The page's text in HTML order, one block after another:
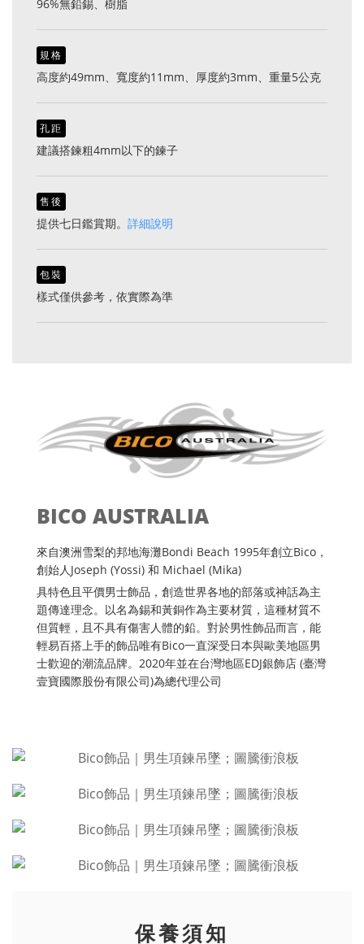
96%無鉛錫、樹脂
規格
高度約49mm、寬度約11mm、厚度約3mm、重量5公克
孔距
建議搭鍊粗4mm以下的鍊子
售後
提供七日鑑賞期。 詳細說明
包裝
樣式僅供參考，依實際為準
BICO AUSTRALIA
來自澳洲雪梨的邦地海灘Bondi Beach 1995年創立Bico，
創始人Joseph (Yossi) 和 Michael (Mika)
具特色且平價男士飾品，創造世界各地的部落或神話為主
題傳達理念。以名為錫和黃銅作為主要材質，這種材質不
但質輕，且不具有傷害人體的鉛。對於男性飾品而言，能
輕易百搭上手的飾品唯有Bico一直深受日本與歐美地區男
士歡迎的潮流品牌。2020年並在台灣地區EDJ銀飾店 (臺灣
壹寶國際股份有限公司)為總代理公司
保養須知